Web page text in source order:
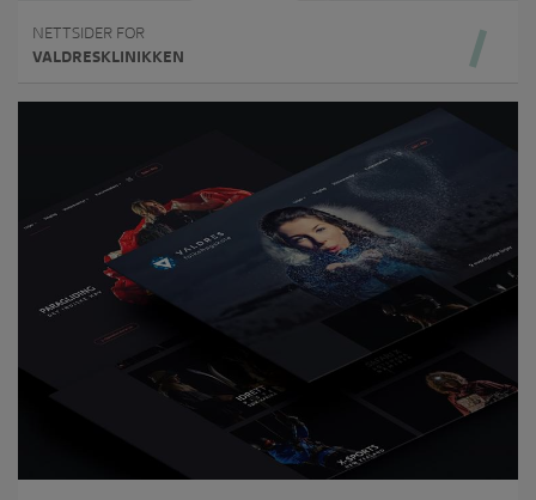
NETTSIDER FOR
VALDRESKLINIKKEN